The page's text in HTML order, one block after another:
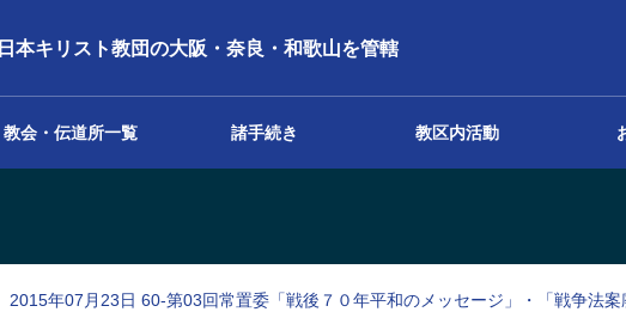
日本キリスト教団の大阪・奈良・和歌山を管轄
教会・伝道所一覧 諸手続き 教区内活動
報告・報告書
2015年07月23日 60-第03回常置委「戦後７０年平和のメッセージ」・「戦争法案